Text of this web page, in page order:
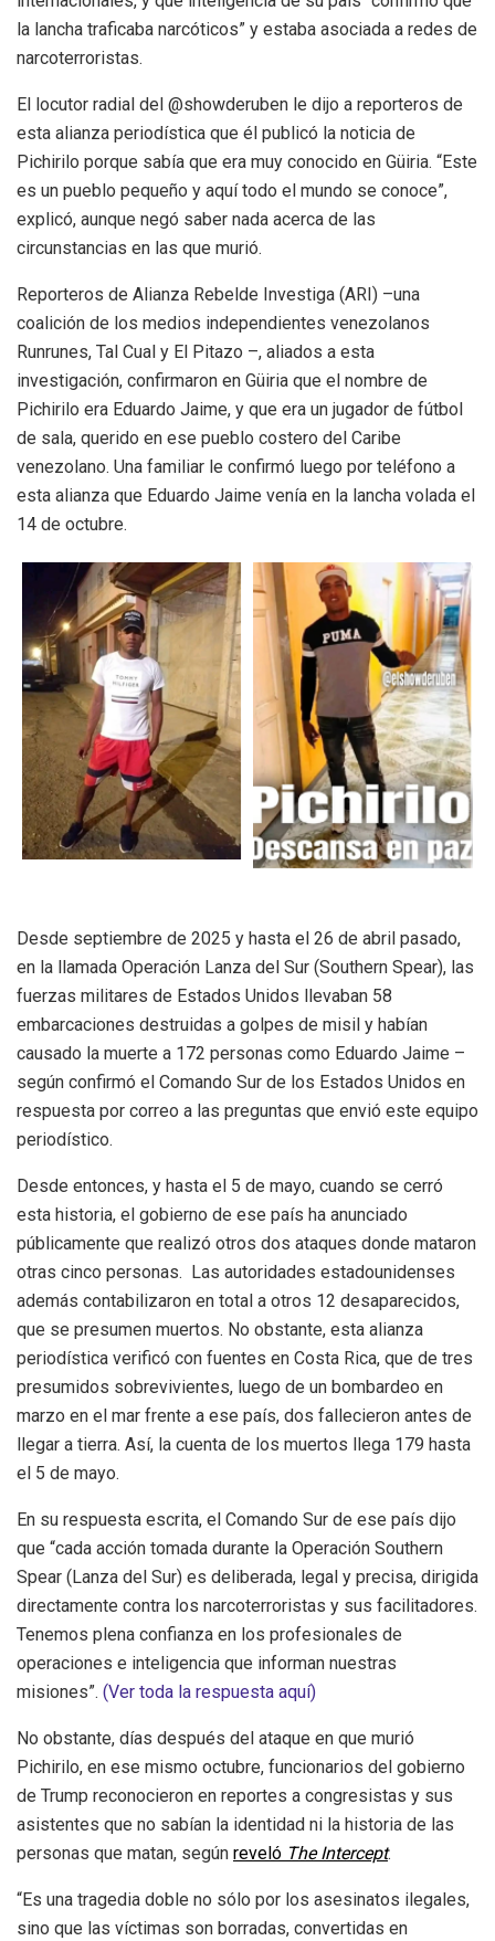
la lancha traficaba narcóticos” y estaba asociada a redes de
narcoterroristas.
El locutor radial del @showderuben le dijo a reporteros de
esta alianza periodística que él publicó la noticia de
Pichirilo porque sabía que era muy conocido en Güiria. “Este
es un pueblo pequeño y aquí todo el mundo se conoce”,
explicó, aunque negó saber nada acerca de las
circunstancias en las que murió.
Reporteros de Alianza Rebelde Investiga (ARI) –una
coalición de los medios independientes venezolanos
Runrunes, Tal Cual y El Pitazo –, aliados a esta
investigación, confirmaron en Güiria que el nombre de
Pichirilo era Eduardo Jaime, y que era un jugador de fútbol
de sala, querido en ese pueblo costero del Caribe
venezolano. Una familiar le confirmó luego por teléfono a
esta alianza que Eduardo Jaime venía en la lancha volada el
14 de octubre.
Desde septiembre de 2025 y hasta el 26 de abril pasado,
en la llamada Operación Lanza del Sur (Southern Spear), l as
fuerzas militares de Estados Unidos llevaban 58
embarcaciones destruidas a golpes de misil y habían
causado la muerte a 172 personas como Eduardo Jaime –
según confirmó el Comando Sur de los Estados Unidos en
respuesta por correo a las preguntas que envió este equipo
periodístico.
Desde entonces, y hasta el 5 de mayo, cuando se cerró
esta historia, el gobierno de ese país ha anunciado
públicamente que realizó otros dos ataques donde mataron
otras cinco personas. Las autoridades estadounidenses
además contabilizaron en total a otros 12 desaparecidos,
que se presumen muertos. No obstante, esta alianza
periodística verificó con fuentes en Costa Rica, que de tres
presumidos sobrevivientes, luego de un bombardeo en
marzo en el mar frente a ese país, dos fallecieron antes de
llegar a tierra. Así, la cuenta de los muertos llega 179 hasta
el 5 de mayo.
En su respuesta escrita, el Comando Sur de ese país dijo
que “cada acción tomada durante la Operación Southern
Spear (Lanza del Sur) es deliberada, legal y precisa, dirigida
directamente contra los narcoterroristas y sus facilitadores.
Tenemos plena confianza en los profesionales de
operaciones e inteligencia que informan nuestras
misiones”. (Ver toda la respuesta aquí)
No obstante, días después del ataque en que murió
Pichirilo, en ese mismo octubre, funcionarios del gobierno
de Trump reconocieron en reportes a congresistas y sus
asistentes que no sabían la identidad ni la historia de las
personas que matan, según reveló The Intercept.
“Es una tragedia doble no sólo por los asesinatos ilegales,
sino que las víctimas son borradas, convertidas en